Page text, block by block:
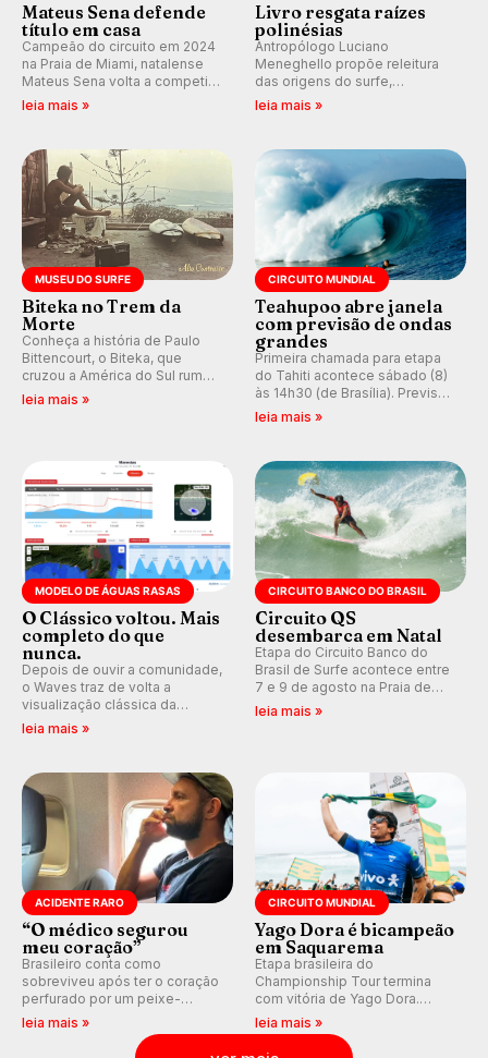
Mateus Sena defende
título em casa
Campeão do circuito em 2024
na Praia de Miami, natalense
Mateus Sena volta a competir
em casa em busca de manter a
leia mais »
Livro resgata raízes
polinésias
Antropólogo Luciano
Meneghello propõe releitura
das origens do surfe,
resgatando a cultura polinésia
prática em esporte e indústria.
leia mais »
MUSEU DO SURFE
Biteka no Trem da
Morte
Conheça a história de Paulo
Bittencourt, o Biteka, que
cruzou a América do Sul rumo
ao Pacífico em uma jornada
leia mais »
CIRCUITO MUNDIAL
Teahupoo abre janela
com previsão de ondas
grandes
Primeira chamada para etapa
do Tahiti acontece sábado (8)
às 14h30 (de Brasília). Previsão
indica swell consistente.
Kelly Slater convidado.
leia mais »
MODELO DE ÁGUAS RASAS
O Clássico voltou. Mais
completo do que
nunca.
Depois de ouvir a comunidade,
o Waves traz de volta a
visualização clássica da
previsão de águas rasas,
ondas para até 16 dias.
leia mais »
CIRCUITO BANCO DO BRASIL
Circuito QS
desembarca em Natal
Etapa do Circuito Banco do
Brasil de Surfe acontece entre
7 e 9 de agosto na Praia de
Miami (RN), em disputas
leia mais »
ACIDENTE RARO
“O médico segurou
meu coração”
Brasileiro conta como
sobreviveu após ter o coração
perfurado por um peixe-
agulha enquanto surfava na
leia mais »
CIRCUITO MUNDIAL
Yago Dora é bicampeão
em Saquarema
Etapa brasileira do
Championship Tour termina
com vitória de Yago Dora.
Sawyer Lindblad vence entre
as mulheres e Leonardo
Fioravanti assume liderança do
leia mais »